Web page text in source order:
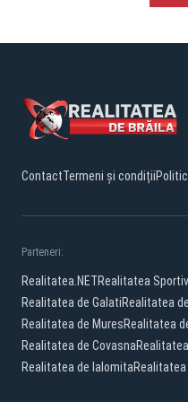
ContactTermeni și condiții
Parteneri:
Realitatea.NETRealitatea
Realitatea de GalatiRealitatea
Realitatea de MuresRealitatea
Realitatea de Covasna
Realitatea de Ialomita